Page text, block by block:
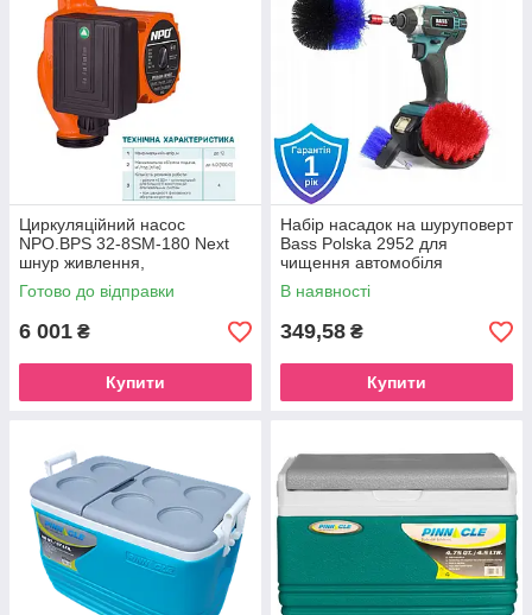
Циркуляційний насос
NPO.BPS 32-8SM-180 Next
шнур живлення,
приєднувальний комплект
Готово до відправки
6 001 ₴
Купити
Набір насадок на шуруповерт
Bass Polska 2952 для
чищення автомобіля
В наявності
349,58 ₴
Купити